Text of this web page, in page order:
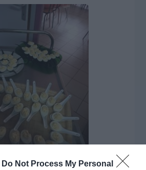
Do Not Process My Personal